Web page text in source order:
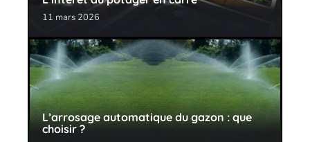
11 mars 2026
L’arrosage automatique du gazon : que
choisir ?